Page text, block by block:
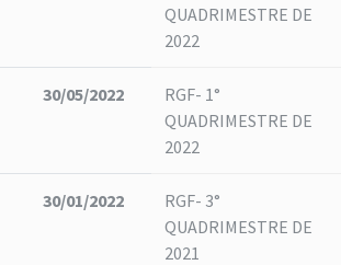
QUADRIMESTRE DE
2022
30/05/2022
RGF- 1°
QUADRIMESTRE DE
2022
30/01/2022
RGF- 3°
QUADRIMESTRE DE
2021